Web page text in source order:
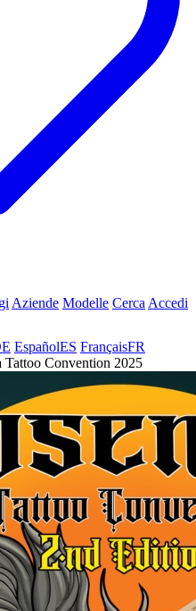
Aziende Modelle Cerca Accedi
EspañolES FrançaisFR
Tattoo Convention 2025